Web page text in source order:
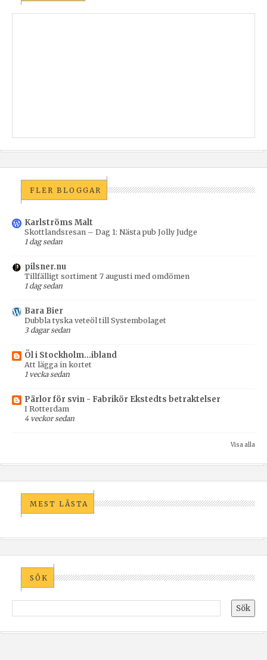
FLER BLOGGAR
Karlströms Malt
Skottlandsresan – Dag 1: Nästa pub Jolly Judge
1 dag sedan
pilsner.nu
Tillfälligt sortiment 7 augusti med omdömen
1 dag sedan
Bara Bier
Dubbla tyska veteöl till Systembolaget
3 dagar sedan
Öl i Stockholm...ibland
Att lägga in kortet
1 vecka sedan
Pärlor för svin - Fabrikör Ekstedts betraktelser
I Rotterdam
4 veckor sedan
Visa alla
MEST LÄSTA
SÖK